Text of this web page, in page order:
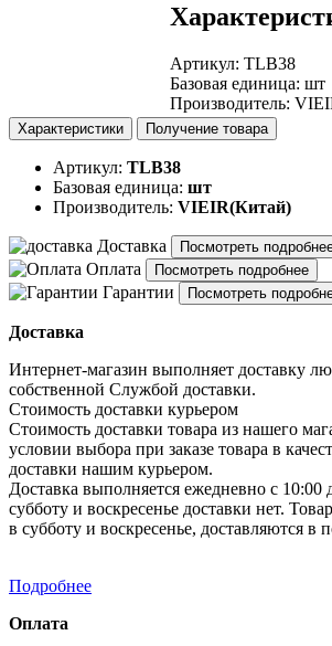
Артикул: TLB38
Базовая единица: шт
Производитель:
Характеристики Получение товара
Артикул: TLB38
Базовая единица: шт
Производитель: VIEIR(Китай)
Доставка Посмотреть
Оплата Посмотреть подробнее
Гарантии Посмотреть
Доставка
Интернет-магазин выполняет доставку
собственной Службой доставки.
Стоимость доставки курьером
Стоимость доставки товара из нашего
условии выбора при заказе товара в
доставки нашим курьером.
Доставка выполняется ежедневно с 10:00
субботу и воскресенье доставки нет.
в субботу и воскресенье, доставляются в
Подробнее
Оплата